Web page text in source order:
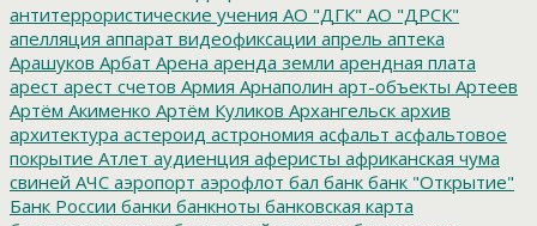
антитеррористические учения АО "ДГК" АО "ДРСК"
апелляция аппарат видеофиксации апрель аптека
Арашуков Арбат Арена аренда земли арендная плата
арест арест счетов Армия Арнаполин арт-объекты Артеев
Артём Акименко Артём Куликов Архангельск архив
архитектура астероид астрономия асфальт асфальтовое
покрытие Атлет аудиенция аферисты африканская чума
свиней АЧС аэропорт аэрофлот бал банк банк "Открытие"
Банк России банки банкноты банковская карта